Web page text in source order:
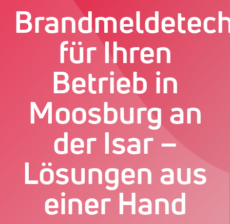
für Ihren
Betrieb in
Moosburg an
der Isar –
Lösungen aus
einer Hand